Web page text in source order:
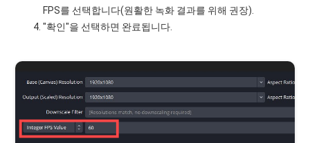
FPS를 선택합니다(원활한 녹화 결과를 위해 권장).
"확인"을 선택하면 완료됩니다.